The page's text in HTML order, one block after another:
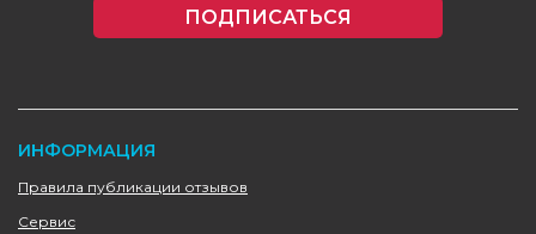
ПОДПИСАТЬСЯ
ИНФОРМАЦИЯ
Правила публикации отзывов
Сервис